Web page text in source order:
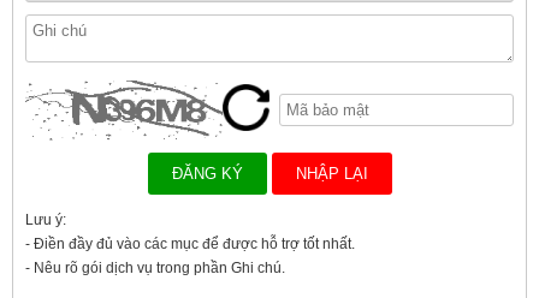
Lưu ý:
- Điền đầy đủ vào các mục để được hỗ trợ tốt nhất.
- Nêu rõ gói dịch vụ trong phần Ghi chú.